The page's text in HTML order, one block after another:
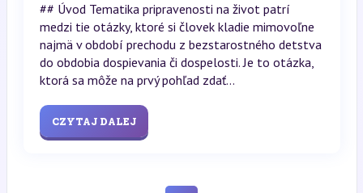
## Úvod Tematika pripravenosti na život patrí
medzi tie otázky, ktoré si človek kladie mimovoľne
najmä v období prechodu z bezstarostného detstva
do obdobia dospievania či dospelosti. Je to otázka,
ktorá sa môže na prvý pohľad zdať...
CZYTAJ DALEJ